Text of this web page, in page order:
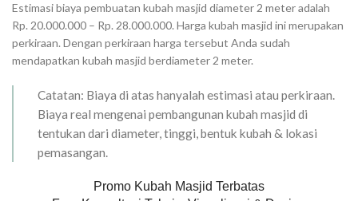
Estimasi biaya pembuatan kubah masjid diameter 2 meter adalah
Rp. 20.000.000 – Rp. 28.000.000. Harga kubah masjid ini merupakan
perkiraan. Dengan perkiraan harga tersebut Anda sudah
mendapatkan kubah masjid berdiameter 2 meter.
Catatan: Biaya di atas hanyalah estimasi atau perkiraan.
Biaya real mengenai pembangunan kubah masjid di
tentukan dari diameter, tinggi, bentuk kubah & lokasi
pemasangan.
Promo Kubah Masjid Terbatas